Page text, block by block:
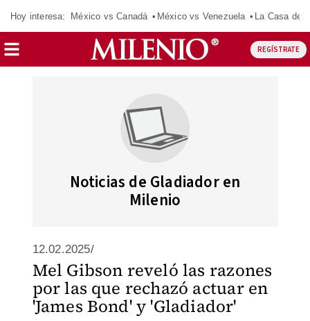
Hoy interesa: México vs Canadá México vs Venezuela La Casa de
REGÍSTRATE
Noticias de Gladiador en
Milenio
12.02.2025/
Mel Gibson reveló las razones
por las que rechazó actuar en
'James Bond' y 'Gladiador'